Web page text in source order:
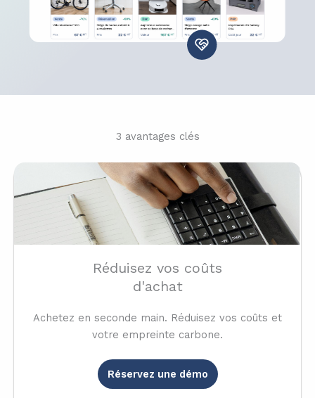
3 avantages clés
Réduisez vos coûts
d'achat
Achetez en seconde main. Réduisez vos coûts et
votre empreinte carbone.
Réservez une démo